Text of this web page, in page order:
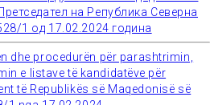
на Република Северна
1 од 17.02.2024 година
dhe procedurën për parashtrimin,
e listave të kandidatëve për
të Republikës së Maqedonisë së